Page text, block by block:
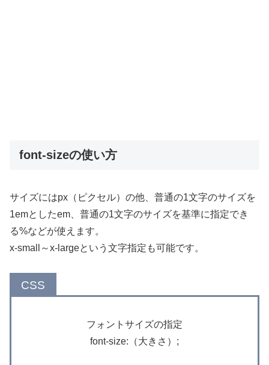
font-sizeの使い方
サイズにはpx（ピクセル）の他、普通の1文字のサイズを
1emとしたem、普通の1文字のサイズを基準に指定でき
る%などが使えます。
x-small～x-largeという文字指定も可能です。
フォントサイズの指定
font-size:（大きさ）;